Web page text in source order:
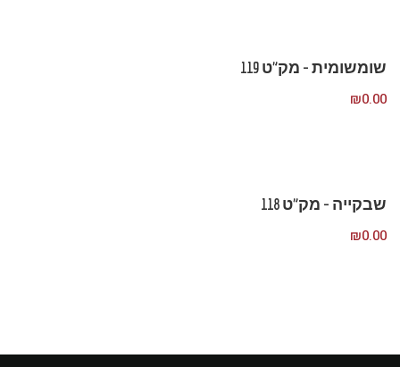
שומשומית – מק”ט 119
₪0.00
שבקייה – מק”ט 118
₪0.00